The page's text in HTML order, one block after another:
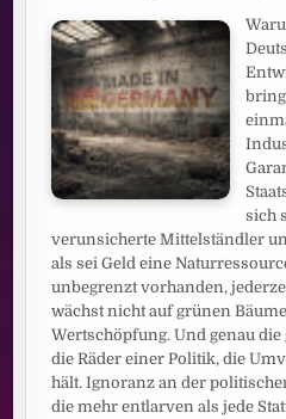
sich
verunsicherte Mittelständler
als sei Geld eine
unbegrenzt vorhanden,
wächst nicht auf grünen
Wertschöpfung. Und genau
die Räder einer Politik, die
hält. Ignoranz an der
die mehr entlarven als jede